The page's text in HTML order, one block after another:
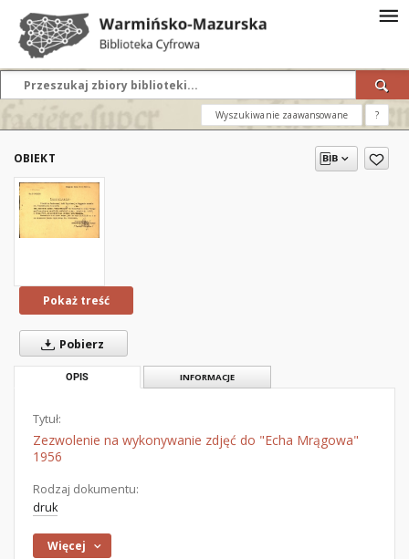
Wyszukiwanie zaawansowane ?
OBIEKT
Pokaż treść
Pobierz
OPIS INFORMACJE
Tytuł:
Zezwolenie na wykonywanie zdjęć do "Echa Mrągowa"
1956
Rodzaj dokumentu:
druk
Więcej